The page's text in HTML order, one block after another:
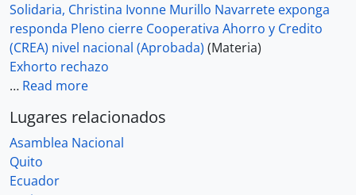
Solidaria, Christina Ivonne Murillo Navarrete exponga
responda Pleno cierre Cooperativa Ahorro y Credito
(CREA) nivel nacional (Aprobada) (Materia)
Exhorto rechazo
… Read more
Lugares relacionados
Asamblea Nacional
Quito
Ecuador